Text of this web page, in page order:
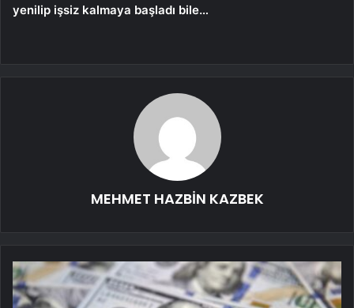
yenilip işsiz kalmaya başladı bile…
MEHMET HAZBİN KAZBEK